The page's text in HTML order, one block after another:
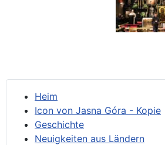
Heim
Icon von Jasna Góra - Kopie
Geschichte
Neuigkeiten aus Ländern